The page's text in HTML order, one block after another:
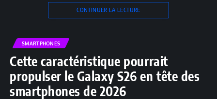
CONTINUER LA LECTURE
SMARTPHONES
Cette caractéristique pourrait
propulser le Galaxy S26 en tête des
smartphones de 2026